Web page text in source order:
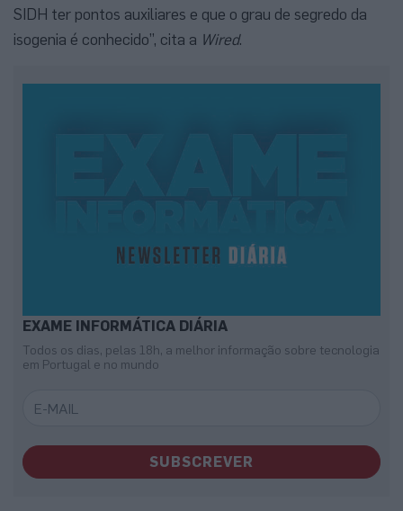
SIDH ter pontos auxiliares e que o grau de segredo da
isogenia é conhecido”, cita a Wired.
EXAME INFORMÁTICA DIÁRIA
Todos os dias, pelas 18h, a melhor informação sobre tecnologia
em Portugal e no mundo
SUBSCREVER